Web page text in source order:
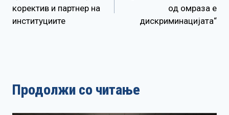
напис
коректив и партнер на
институциите
од омраза е
дискриминацијата“
Продолжи со читање